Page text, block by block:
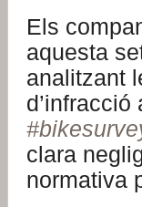
Els
aquesta
analitzant
clara
normativa